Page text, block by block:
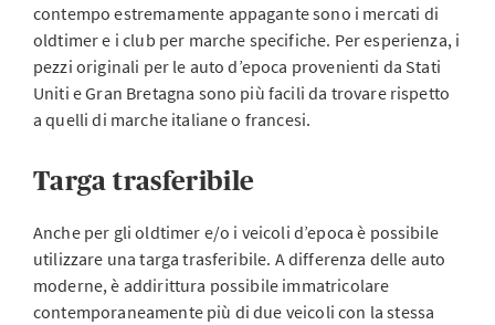
contempo estremamente appagante sono i mercati di
oldtimer e i club per marche specifiche. Per esperienza, i
pezzi originali per le auto d’epoca provenienti da Stati
Uniti e Gran Bretagna sono più facili da trovare rispetto
a quelli di marche italiane o francesi.
Targa trasferibile
Anche per gli oldtimer e/o i veicoli d’epoca è possibile
utilizzare una targa trasferibile. A differenza delle auto
moderne, è addirittura possibile immatricolare
contemporaneamente più di due veicoli con la stessa